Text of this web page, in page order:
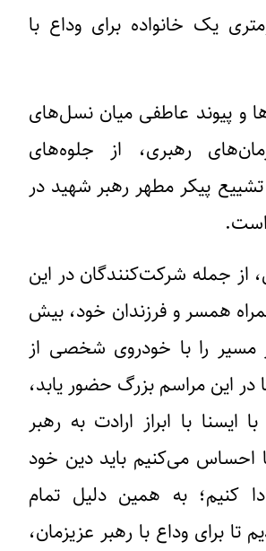
کیلومتری یک خانواده برای وداع با
و پیوند عاطفی میان نسل‌های
رهبری، از جلوه‌های
تشییع پیکر مطهر رهبر شهید در
از جمله شرکت‌کنندگان در این
همسر و فرزندان خود، بیش
مسیر را با خودروی شخصی از
در این مراسم بزرگ حضور یابد،
با ابراز ارادت به رهبر
می‌کنیم باید دین خود
کنیم؛ به همین دلیل تمام
تا برای وداع با رهبر عزیزمان،